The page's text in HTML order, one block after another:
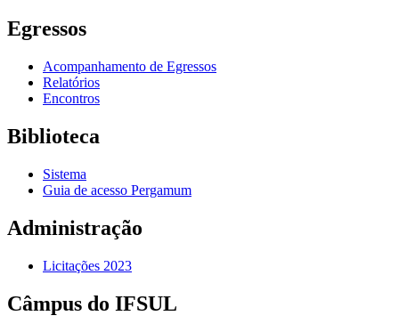
Egressos
Acompanhamento de Egressos
Relatórios
Encontros
Biblioteca
Sistema
Guia de acesso Pergamum
Administração
Licitações 2023
Câmpus do IFSUL